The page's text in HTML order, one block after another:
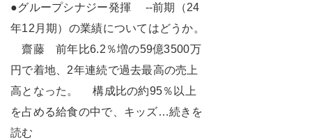
●グループシナジー発揮 --前期（24
年12月期）の業績についてはどうか。
齋藤 前年比6.2％増の59億3500万
円で着地、2年連続で過去最高の売上
高となった。 構成比の約95％以上
を占める給食の中で、キッズ…続きを
読む